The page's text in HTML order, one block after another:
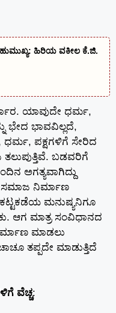
ಬಹುಮುಖ್ಯ: ಹಿರಿಯ ವಕೀಲ ಕೆ.ಜಿ.
ಯಾವುದೇ ಧರ್ಮ,
ಭೇದ ಭಾವವಿಲ್ಲದೆ,
ಧರ್ಮ, ಪಕ್ಷಗಳಿಗೆ ಸೇರಿದ
ಬಡವರಿಗೆ
ಅಗತ್ಯವಾಗಿದ್ದು
ಸಮಾಜ ನಿರ್ಮಾಣ
ಕಟ್ಟಕಡೆಯ ಮನುಷ್ಯನಿಗೂ
ಆಗ ಮಾತ್ರ ಸಂವಿಧಾನದ
ಮಾಡಲು
ತಪ್ಪದೇ ಮಾಡುತ್ತಿದೆ
ವೆಚ್ಚ: